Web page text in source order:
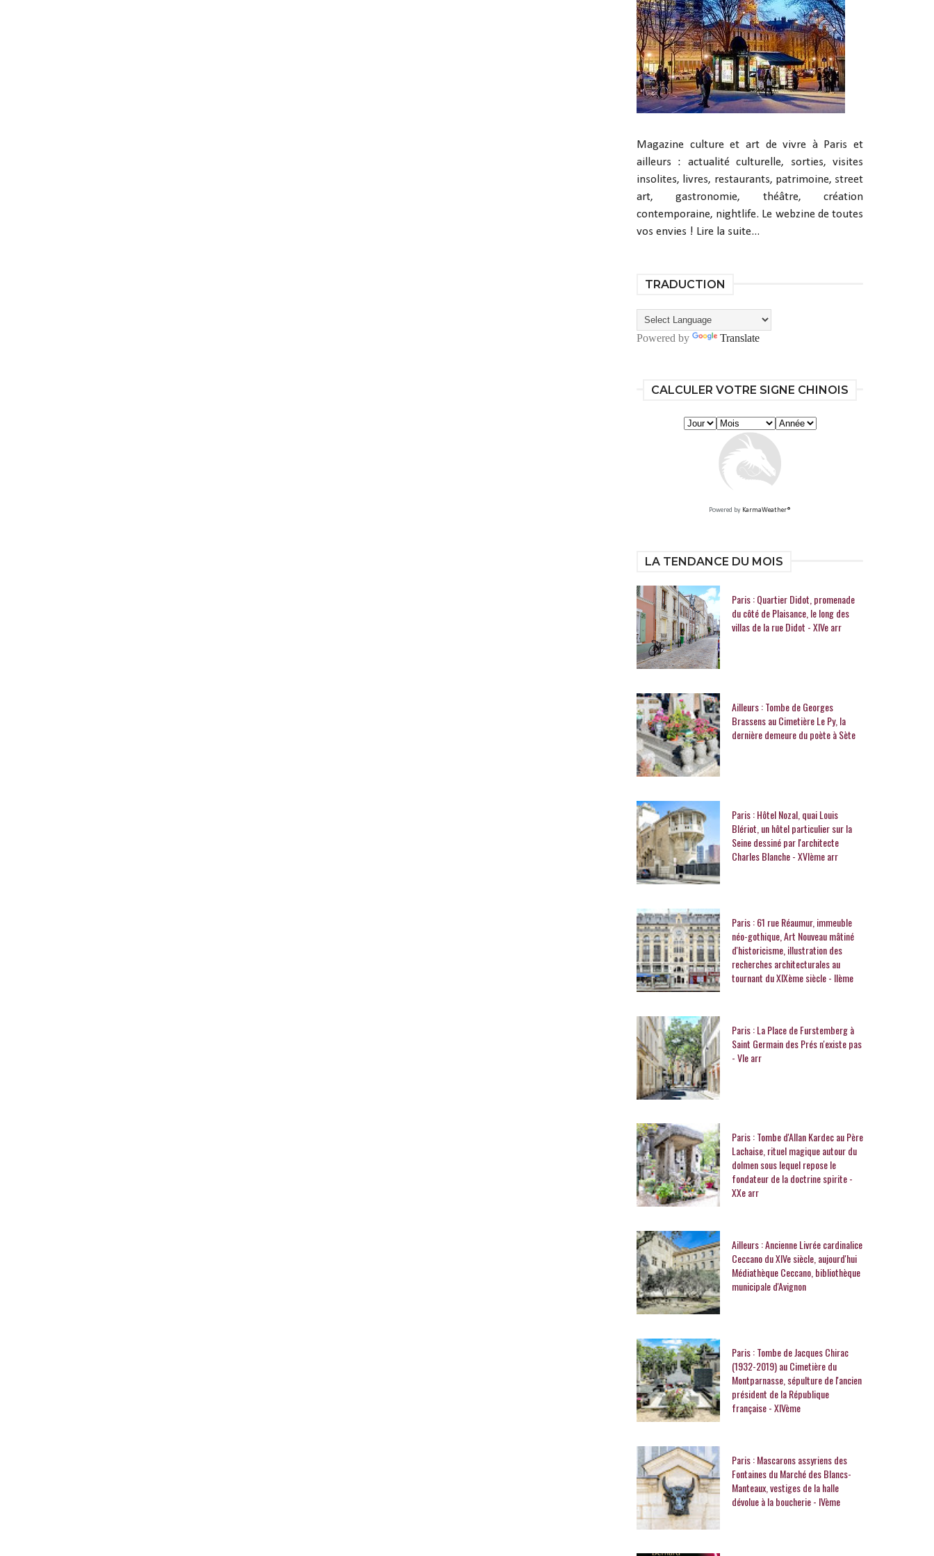
Magazine culture et art de vivre à Paris et
ailleurs : actualité culturelle, sorties, visites
insolites, livres, restaurants, patrimoine, street
art, gastronomie, théâtre, création
contemporaine, nightlife. Le webzine de toutes
vos envies ! Lire la suite...
TRADUCTION
Powered by Translate
CALCULER VOTRE SIGNE CHINOIS
Powered by KarmaWeather®
LA TENDANCE DU MOIS
Paris : Quartier Didot, promenade
du côté de Plaisance, le long des
villas de la rue Didot - XIVe arr
Ailleurs : Tombe de Georges
Brassens au Cimetière Le Py, la
dernière demeure du poète à Sète
Paris : Hôtel Nozal, quai Louis
Blériot, un hôtel particulier sur la
Seine dessiné par l'architecte
Charles Blanche - XVIème arr
Paris : 61 rue Réaumur, immeuble
néo-gothique, Art Nouveau mâtiné
d'historicisme, illustration des
recherches architecturales au
tournant du XIXème siècle - IIème
Paris : La Place de Furstemberg à
Saint Germain des Prés n'existe pas
- VIe arr
Paris : Tombe d'Allan Kardec au Père
Lachaise, rituel magique autour du
dolmen sous lequel repose le
fondateur de la doctrine spirite -
XXe arr
Ailleurs : Ancienne Livrée cardinalice
Ceccano du XIVe siècle, aujourd'hui
Médiathèque Ceccano, bibliothèque
municipale d'Avignon
Paris : Tombe de Jacques Chirac
(1932-2019) au Cimetière du
Montparnasse, sépulture de l'ancien
président de la République
française - XIVème
Paris : Mascarons assyriens des
Fontaines du Marché des Blancs-
Manteaux, vestiges de la halle
dévolue à la boucherie - IVème